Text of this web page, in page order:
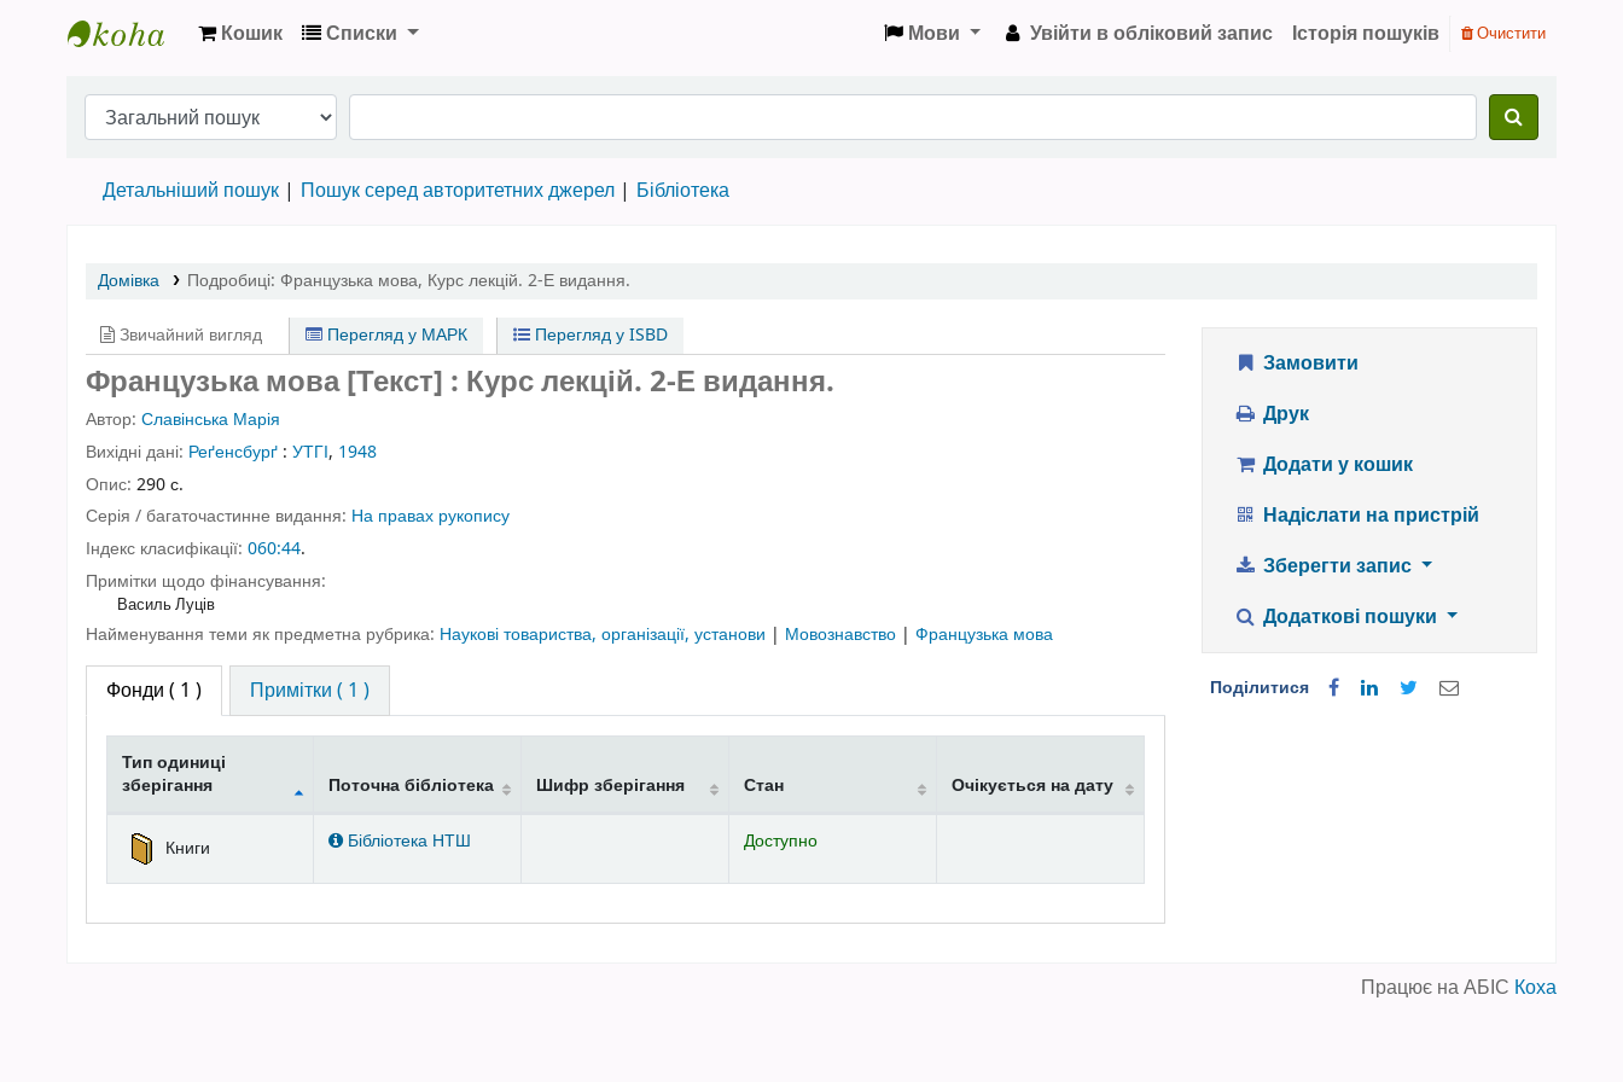
Кошик Списки Мови Увійти в обліковий запис Історія пошуків Очистити
Детальніший пошук Пошук серед авторитетних джерел Бібліотека
Домівка Подробиці: Французька мова, Курс лекцій. 2-Е видання.
Звичайний вигляд Перегляд у МАРК Перегляд у ISBD
Французька мова [Текст] : Курс лекцій. 2-Е видання.
Автор: Славінська Марія
Вихідні дані: Реґенсбурґ : УТГІ, 1948
Опис: 290 с.
Серія / багаточастинне видання: На правах рукопису
Індекс класифікації: 060:44.
Примітки щодо фінансування:
Василь Луців
Найменування теми як предметна рубрика: Наукові товариства, організації, установи | Мовознавство | Французька мова
Фонди ( 1 ) Примітки ( 1 )
Тип одиниці
зберігання
Поточна бібліотека Шифр зберігання Стан Очікується на дату
Книги Бібліотека НТШ Доступно
Замовити
Друк
Додати у кошик
Надіслати на пристрій
Зберегти запис
Додаткові пошуки
Поділитися
Працює на АБІС Коха